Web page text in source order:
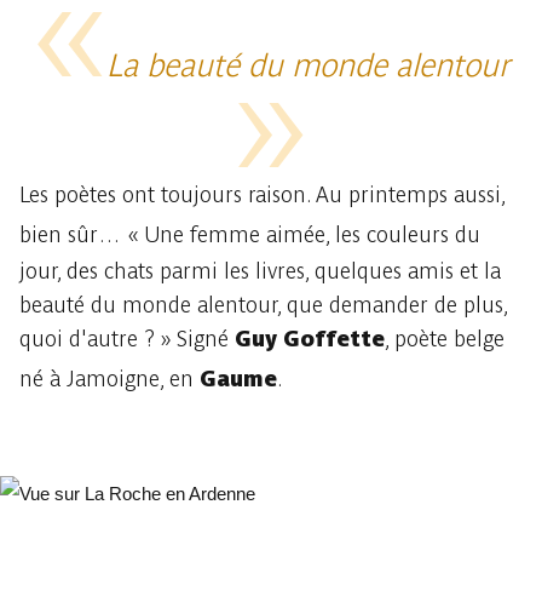
La beauté du monde alentour
Les poètes ont toujours raison. Au printemps aussi,
bien sûr… « Une femme aimée, les couleurs du
jour, des chats parmi les livres, quelques amis et la
beauté du monde alentour, que demander de plus,
quoi d'autre ? » Signé Guy Goffette, poète belge
né à Jamoigne, en Gaume.